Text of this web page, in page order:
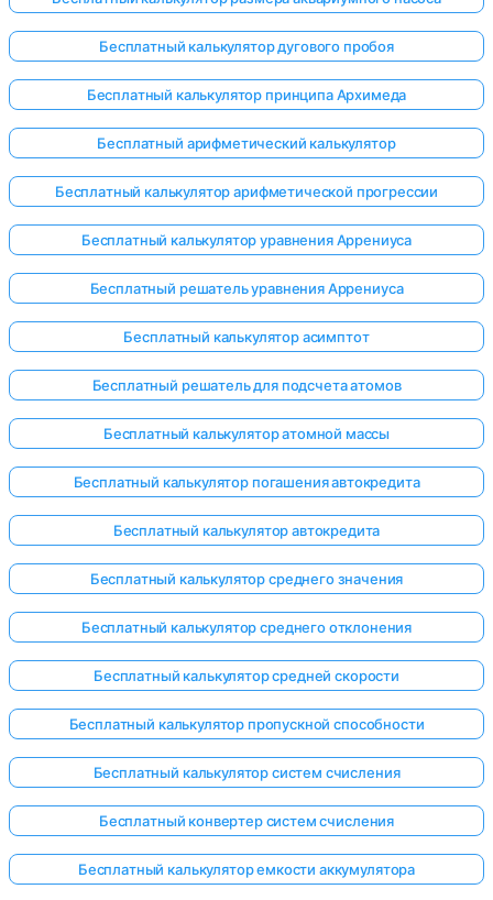
нет
Бесплатный калькулятор дугового пробоя
Бесплатный калькулятор принципа Архимеда
Бесплатный арифметический калькулятор
Бесплатный калькулятор арифметической прогрессии
Бесплатный калькулятор уравнения Аррениуса
Бесплатный решатель уравнения Аррениуса
Бесплатный калькулятор асимптот
Бесплатный решатель для подсчета атомов
Бесплатный калькулятор атомной массы
Бесплатный калькулятор погашения автокредита
Бесплатный калькулятор автокредита
Бесплатный калькулятор среднего значения
Бесплатный калькулятор среднего отклонения
Бесплатный калькулятор средней скорости
Бесплатный калькулятор пропускной способности
Бесплатный калькулятор систем счисления
Бесплатный конвертер систем счисления
Бесплатный калькулятор емкости аккумулятора